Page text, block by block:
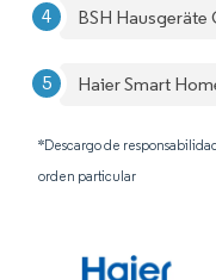
BSH Hausgeräte
Haier Smart
*Descargo de
orden particular